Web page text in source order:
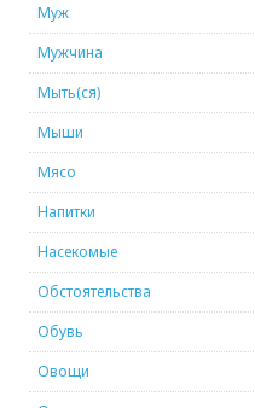
Муж
Мужчина
Мыть(ся)
Мыши
Мясо
Напитки
Насекомые
Обстоятельства
Обувь
Овощи